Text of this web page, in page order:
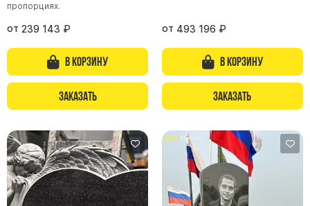
пропорциях.
от 239 143 ₽
В корзину
Заказать
от 493 196 ₽
В корзину
Заказать